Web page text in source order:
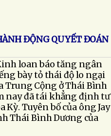
ĐỘNG QUYẾT ĐOÁN
loan báo tăng ngân
bày tỏ thái độ lo ngại
Trung Cộng ở Thái Bình
nay đã tái khẳng định tư
Kỳ. Tuyên bố của ông Jay
Thái Bình Dương của